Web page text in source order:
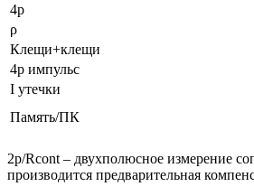
4p
ρ
Клещи+клещи
4p импульс
I утечки
Память/ПК
2p/Rcont – двухполюсное измерение
производится предварительная